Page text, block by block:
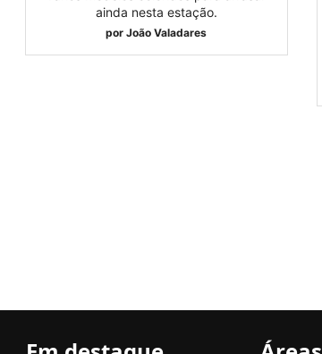
ainda nesta estação.
por João Valadares